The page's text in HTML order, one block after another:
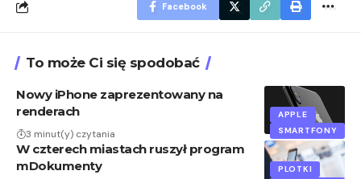
Facebook
To może Ci się spodobać
APPLE
SMARTFONY
Nowy iPhone zaprezentowany na
renderach
3 minut(y) czytania
PLOTKI
W czterech miastach ruszył program
mDokumenty